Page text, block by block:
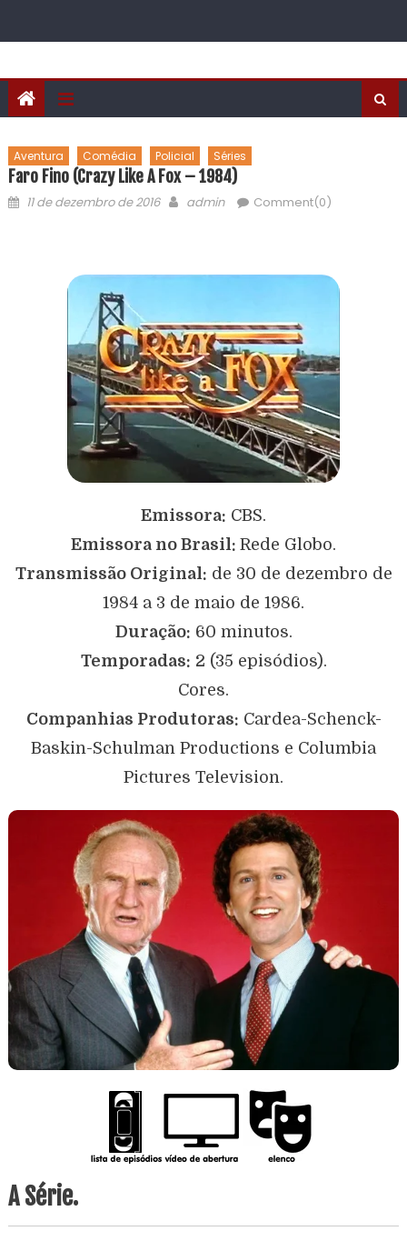
Aventura Comédia Policial Séries
Faro Fino (Crazy Like A Fox – 1984)
11 de dezembro de 2016 admin Comment(0)
Emissora: CBS.
Emissora no Brasil: Rede Globo.
Transmissão Original: de 30 de dezembro de
1984 a 3 de maio de 1986.
Duração: 60 minutos.
Temporadas: 2 (35 episódios).
Cores.
Companhias Produtoras: Cardea-Schenck-
Baskin-Schulman Productions e Columbia
Pictures Television.
A Série.